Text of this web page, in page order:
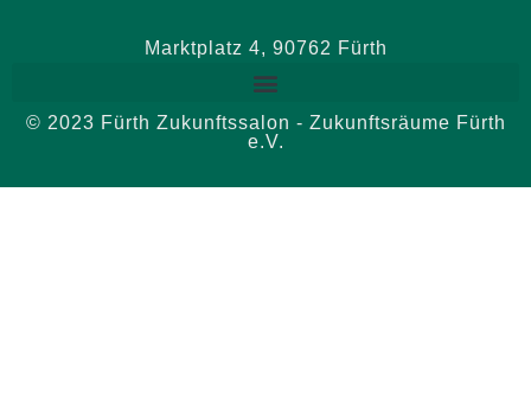
Marktplatz 4, 90762 Fürth
© 2023 Fürth Zukunftssalon - Zukunftsräume Fürth
e.V.